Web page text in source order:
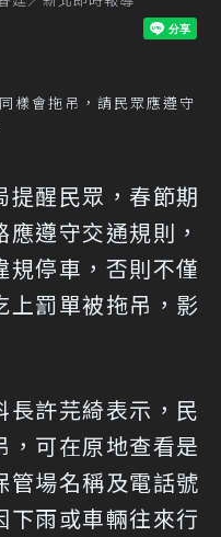
樣會拖吊，請民眾應遵守
提醒民眾，春節期
遵守交通規則，
停車，否則不僅
上罰單被拖吊，影
長許芫綺表示，民
可在原地查看是
管場名稱及電話號
雨或車輛往來行